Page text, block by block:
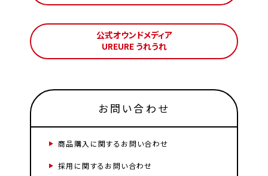
公式オウンドメディア
UREURE うれうれ
お問い合わせ
商品購入に関するお問い合わせ
採用に関するお問い合わせ